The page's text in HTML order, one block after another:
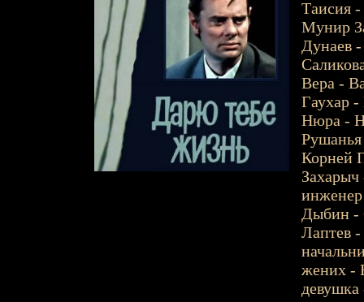
Таисия
Мунир
Дунаев
Вера -
Гаухар
Нюра -
Корней
Дыбин -
Лаптев
жених -